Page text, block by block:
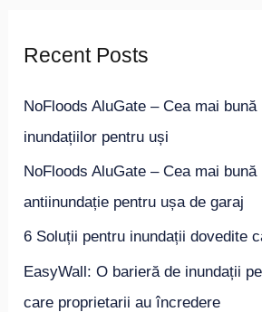
cRecent Posts
NoFloods AluGate – Cea mai
inundațiilor pentru uși
NoFloods AluGate – Cea mai bună
antiinundație pentru ușa de garaj
6 Soluții pentru inundații dovedite
EasyWall: O barieră de inundații
care proprietarii au încredere